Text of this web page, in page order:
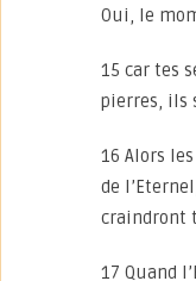
Oui, le
15 car tes
pierres, ils
16 Alors
de
craindront
17 Quand